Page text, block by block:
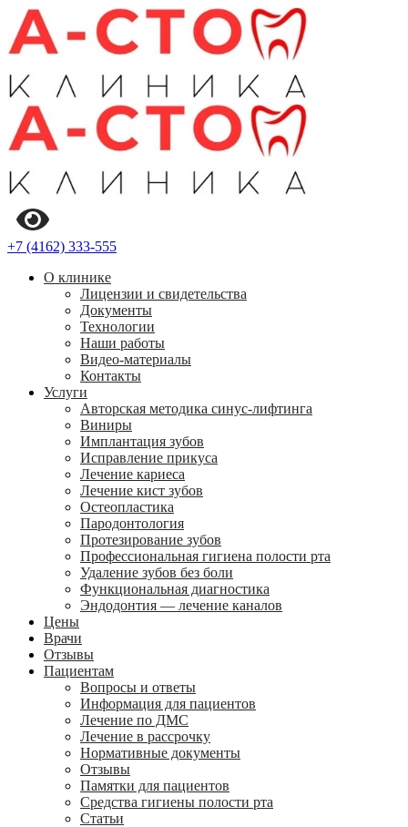
+7 (4162) 333-555
О клинике
Лицензии и свидетельства
Документы
Технологии
Наши работы
Видео-материалы
Контакты
Услуги
Авторская методика синус-лифтинга
Виниры
Имплантация зубов
Исправление прикуса
Лечение кариеса
Лечение кист зубов
Остеопластика
Пародонтология
Протезирование зубов
Профессиональная гигиена полости рта
Удаление зубов без боли
Функциональная диагностика
Эндодонтия — лечение каналов
Цены
Врачи
Отзывы
Пациентам
Вопросы и ответы
Информация для пациентов
Лечение по ДМС
Лечение в рассрочку
Нормативные документы
Отзывы
Памятки для пациентов
Средства гигиены полости рта
Статьи